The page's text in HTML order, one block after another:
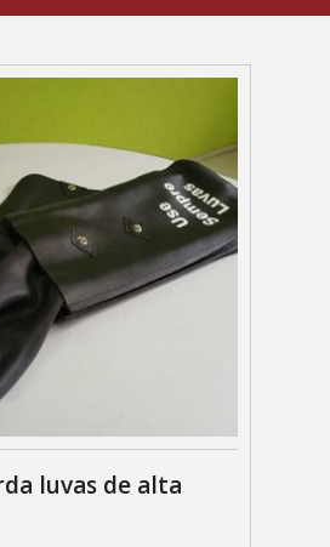
luvas de alta